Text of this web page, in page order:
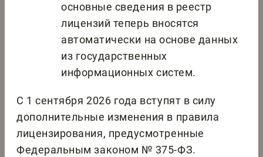
основные сведения в реестр
лицензий теперь вносятся
автоматически на основе данных
из государственных
информационных систем.
С 1 сентября 2026 года вступят в силу
дополнительные изменения в правила
лицензирования, предусмотренные
Федеральным законом № 375-ФЗ.